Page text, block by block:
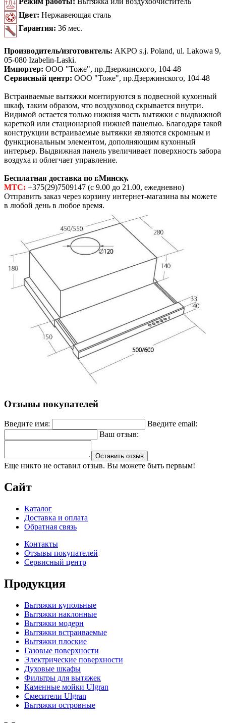
Цвет: Нержавеющая сталь
Гарантия: 36 мес.
Производитель/изготовитель: AKPO s.j. Poland, ul. Lakowa 9,
05-080 Izabelin-Laski.
Импортер: ООО "Тоже", пр.Дзержинского, 104-48
Сервисный центр: ООО "Тоже", пр.Дзержинского, 104-48
Встраиваемые вытяжки монтируются в подвесной кухонный
шкаф, таким образом, что воздуховод скрывается внутри.
Видимой остается только нижняя часть вытяжки с выдвижной
кареткой или стационарной нижней панелью. Благодаря такой
конструкции встраиваемые вытяжки являются скромным и
функциональным элементом, дополняющим кухонный
интерьер. Выдвижная панель увеличивает поверхность забора
воздуха и облегчает управление.
Бесплатная доставка по г.Минску.
МТС: +375(29)7509147 (с 9.00 до 21.00, ежедневно)
Отправить заказ через корзину интернет-магазина вы можете
в любой день в любое время.
Отзывы покупателей
Введите имя:
Введите email:
Ваш отзыв:
Оставить отзыв
Еще никто не оставил отзыв. Вы можете быть первым!
Сайт
Каталог
Доставка и оплата
Обратная связь
Контакты
Отзывы покупателей
Сервисный центр
Продукция
Вытяжки купольные
Вытяжки наклонные
Вытяжки модерн
Вытяжки встраиваемые
Вытяжки плоские
Газовые поверхности
Электрические поверхности
Духовые шкафы
Фильтры для вытяжек
Каменные мойки Ulgran
Смесители Ulgran
Вытяжки островные